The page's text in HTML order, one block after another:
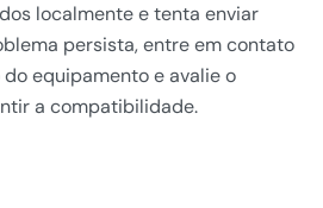
localmente e tenta enviar
persista, entre em contato
equipamento e avalie o
a compatibilidade.